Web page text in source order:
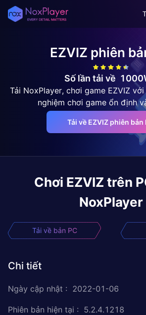
EZVIZ phiên
Số lần tải về
Tải NoxPlayer, chơi game EZVIZ
nghiệm chơi game ổn định
Tải về EZVIZ phiên bản
Chơi EZVIZ trên
NoxPlayer
Tải về bản PC
Chi tiết
Ngày cập nhật : 2022-01-06
Phiên bản hiện tại : 5.2.4.1218